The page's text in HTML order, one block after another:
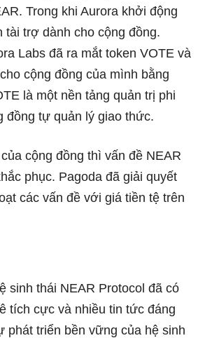
Trong khi Aurora khởi động
tài trợ dành cho cộng đồng.
Labs đã ra mắt token VOTE và
cộng đồng của mình bằng
là một nền tảng quản trị phi
đồng tự quản lý giao thức.
cộng đồng thì vấn đề NEAR
phục. Pagoda đã giải quyết
các vấn đề với giá tiền tệ trên
sinh thái NEAR Protocol đã có
tích cực và nhiều tin tức đáng
phát triển bền vững của hệ sinh